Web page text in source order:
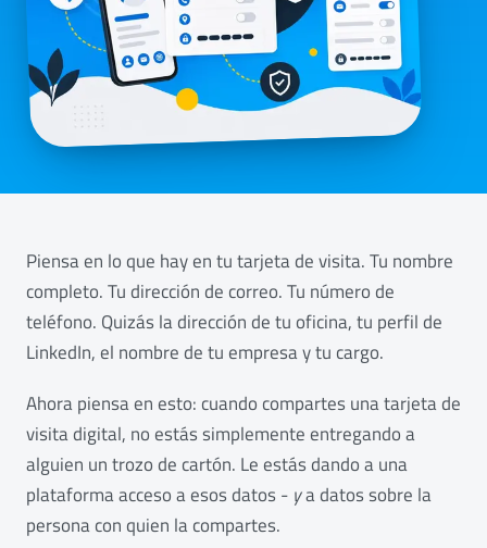
Piensa en lo que hay en tu tarjeta de visita. Tu nombre
completo. Tu dirección de correo. Tu número de
teléfono. Quizás la dirección de tu oficina, tu perfil de
LinkedIn, el nombre de tu empresa y tu cargo.
Ahora piensa en esto: cuando compartes una tarjeta de
visita digital, no estás simplemente entregando a
alguien un trozo de cartón. Le estás dando a una
plataforma acceso a esos datos - ya datos sobre la
persona con quien la compartes.